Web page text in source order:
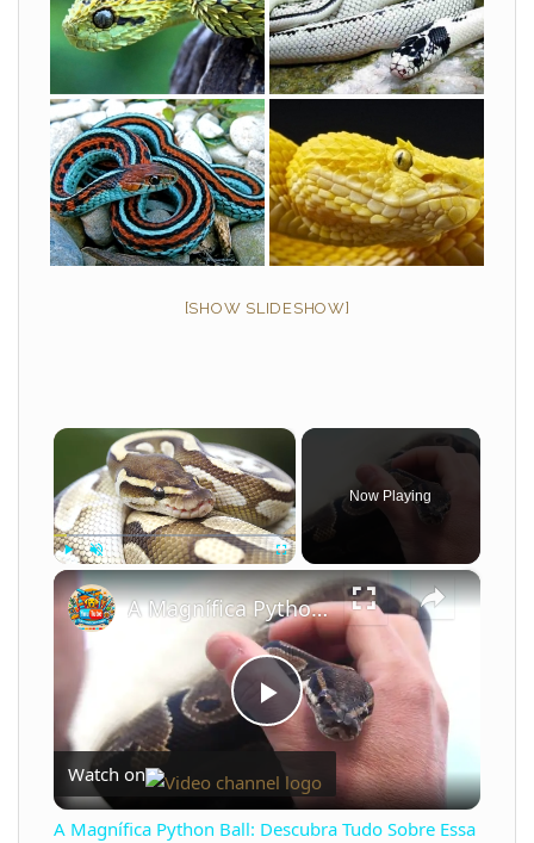
[SHOW SLIDESHOW]
×
Play Unmute
Now Playing
×
P
l
A Magnífica Python Ball: Descubra Tudo Sobre Essa Serpente Fascinante!
Watch on
A Magnífica Python Ball: Descubra Tudo Sobre Essa